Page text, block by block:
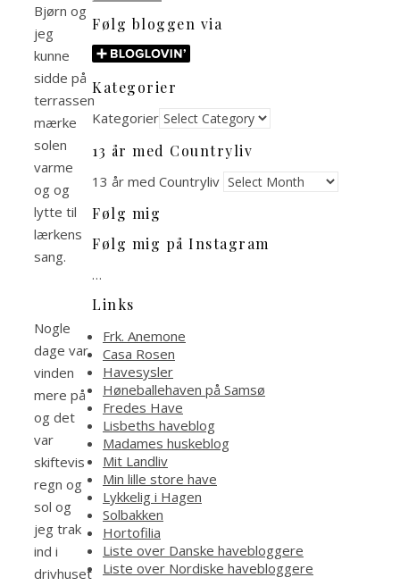
Bjørn og
jeg
kunne
sidde på
terrassen
mærke
solen
varme
og og
lytte til
lærkens
sang.
Nogle
dage var
vinden
mere på
og det
var
skiftevis
regn og
sol og
jeg trak
ind i
drivhuset
Følg bloggen via
Kategorier
Kategorier
13 år med Countryliv
13 år med Countryliv
Følg mig
Følg mig på Instagram
…
Links
Frk. Anemone
Casa Rosen
Havesysler
Høneballehaven på Samsø
Fredes Have
Lisbeths haveblog
Madames huskeblog
Mit Landliv
Min lille store have
Lykkelig i Hagen
Solbakken
Hortofilia
Liste over Danske havebloggere
Liste over Nordiske havebloggere